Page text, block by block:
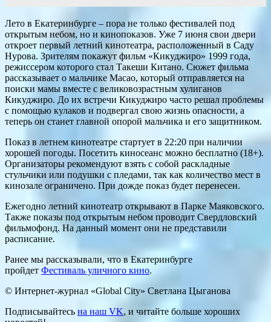
Лето в Екатеринбурге – пора не только фестивалей под
открытым небом, но и кинопоказов. Уже 7 июня свои двери
откроет первый летний кинотеатра, расположенный в Саду
Нурова. Зрителям покажут фильм «Кикуджиро» 1999 года,
режиссером которого стал Такеши Китано. Сюжет фильма
рассказывает о мальчике Масао, который отправляется на
поиски мамы вместе с великовозрастным хулиганов
Кикуджиро. До их встречи Кикуджиро часто решал проблемы
с помощью кулаков и подвергал свою жизнь опасности, а
теперь он станет главной опорой мальчика и его защитником.
Показ в летнем кинотеатре стартует в 22:20 при наличии
хорошей погоды. Посетить киносеанс можно бесплатно (18+).
Организаторы рекомендуют взять с собой раскладные
стульчики или подушки с пледами, так как количество мест в
кинозале ограничено. При дожде показ будет перенесен.
Ежегодно летний кинотеатр открывают в Парке Маяковского.
Также показы под открытым небом проводит Свердловский
фильмофонд. На данный момент они не представили
расписание.
Ранее мы рассказывали, что в Екатеринбурге
пройдет Фестиваль уличного кино.
© Интернет-журнал «Global City» Светлана Цыганова
Подписывайтесь на наш VK, и читайте больше хороших